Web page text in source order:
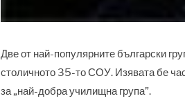
Две от най-популярните български
столичното 35-то СОУ. Изявата бе
за „най-добра училищна група”.